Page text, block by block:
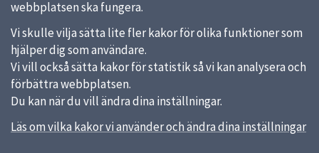
webbplatsen ska fungera.
Vi skulle vilja sätta lite fler kakor för olika funktioner som
hjälper dig som användare.
Vi vill också sätta kakor för statistik så vi kan analysera och
förbättra webbplatsen.
Du kan när du vill ändra dina inställningar.
Läs om vilka kakor vi använder och ändra dina inställningar